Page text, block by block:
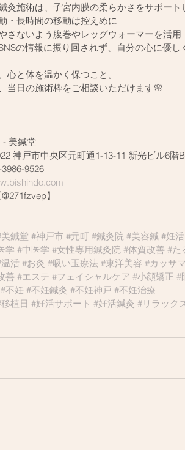
灸施術は、子宮内膜の柔らかさをサポート
・長時間の移動は控えめに
さないよう腹巻やレッグウォーマーを活用
の情報に振り回されず、自分の心に優し
心と体を温かく保つこと。
当日の施術枠をご相談いただけます🌸
美鍼堂
神戸市中央区元町通1-13-11 新光ビル6階B
9526
】
鍼堂 #神戸市 #元町 #鍼灸院 #美容鍼 #妊活
学 #中医学 #女性専用鍼灸院 #体質改善 #た
活 #お灸 #吸い玉療法 #東洋美容 #カッサ
善 #エステ #フェイシャルケア #小顔矯正 #
#不妊 #不妊鍼灸 #不妊神戸 #不妊治療
植日 #妊活サポート #妊活鍼灸 #リラック